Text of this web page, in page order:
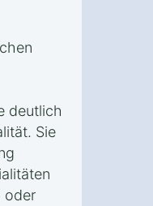
deutlich
Sie
oder